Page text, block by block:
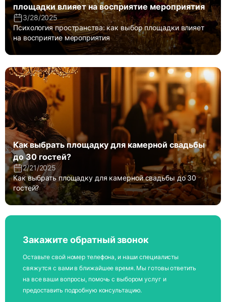
площадки влияет на восприятие мероприятия
3/28/2025
Психология пространства: как выбор площадки влияет
на восприятие мероприятия
Как выбрать площадку для камерной свадьбы
до 30 гостей?
2/21/2025
Как выбрать площадку для камерной свадьбы до 30
гостей?
Закажите обратный звонок
Оставьте свой номер телефона, и наши специалисты
свяжутся с вами в ближайшее время. Мы готовы ответить
на все ваши вопросы, помочь с выбором услуг и
предоставить подробную консультацию.